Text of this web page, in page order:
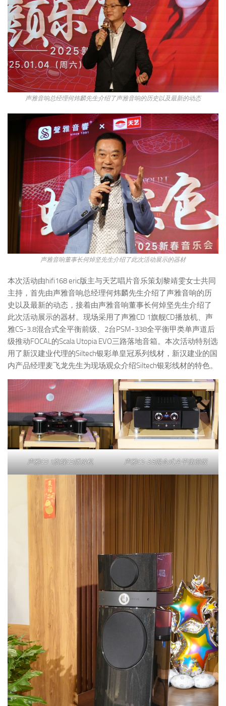
声雅音响总经理何炜麟先生介绍了声雅音响的历史以及最新的动态
声雅音响董事长何焯坚先生介绍了此次活动展示的器材
本次活动由hifi168 eric版主与天艺唱片音乐策划黎靖雯女士共同
主持，首先由声雅音响总经理何炜麟先生介绍了声雅音响的历
史以及最新的动态，接着由声雅音响董事长何焯坚先生介绍了
此次活动展示的器材。现场采用了声雅CD 1旗舰CD播放机、声
雅CS-3.8混合式全平衡前级、2台PSM-338全平衡甲类单声道后
级推动FOCAL的Scala Utopia EVO三路落地音箱。本次活动特别选
用了新汉建业代理的Siltech银彩单皇冠系列线材，新汉建业的国
内产品经理麦飞龙先生为现场观众介绍Siltech银彩线材的特色。
声雅CD 1旗舰CD播放机 声雅CS-3.8混合式全平衡前级